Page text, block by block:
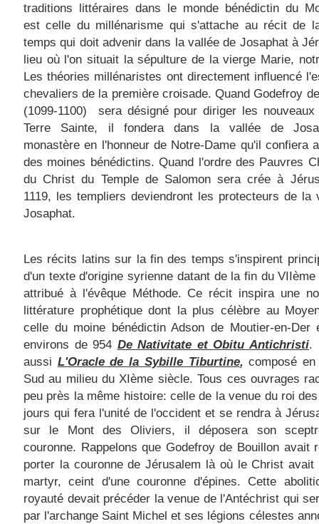
traditions littéraires dans le monde bénédictin du
est celle du millénarisme qui s'attache au récit de
temps qui doit advenir dans la vallée de Josaphat à
lieu où l'on situait la sépulture de la vierge Marie,
Les théories millénaristes ont directement influencé
chevaliers de la première croisade. Quand Godefroy
(1099-1100) sera désigné pour diriger les
Terre Sainte, il fondera dans la vallée de
monastère en l'honneur de Notre-Dame qu'il confiera
des moines bénédictins. Quand l'ordre des Pauvres
du Christ du Temple de Salomon sera crée à
1119, les templiers deviendront les protecteurs de la
Josaphat.
Les récits latins sur la fin des temps s'inspirent
d'un texte d'origine syrienne datant de la fin du
attribué à l'évêque Méthode. Ce récit inspira une
littérature prophétique dont la plus célèbre au
celle du moine bénédictin Adson de Moutier-en-Der
environs de 954 De Nativitate et Obitu Antichristi.
aussi L'Oracle de la Sybille Tiburtine, composé
Sud au milieu du XIème siècle. Tous ces ouvrages
peu près la même histoire: celle de la venue du roi
jours qui fera l'unité de l'occident et se rendra à
sur le Mont des Oliviers, il déposera son
couronne. Rappelons que Godefroy de Bouillon avait
porter la couronne de Jérusalem là où le Christ avait
martyr, ceint d'une couronne d'épines. Cette
royauté devait précéder la venue de l'Antéchrist qui
par l'archange Saint Michel et ses légions célestes